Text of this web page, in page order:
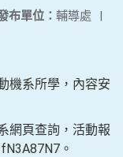
布單位： 輔導處 |
機系所學，內容安
網頁查詢，活動報
。